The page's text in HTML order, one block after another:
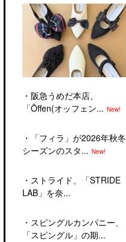
・ 阪急うめだ本店、
「Öffen(オッフェン... New!
・
「フィラ」が2026年秋冬
シーズンのスタ... New!
・ ストライド、「STRIDE
LAB」を奈...
・ スピングルカンパニー、
「スピングル」の期...